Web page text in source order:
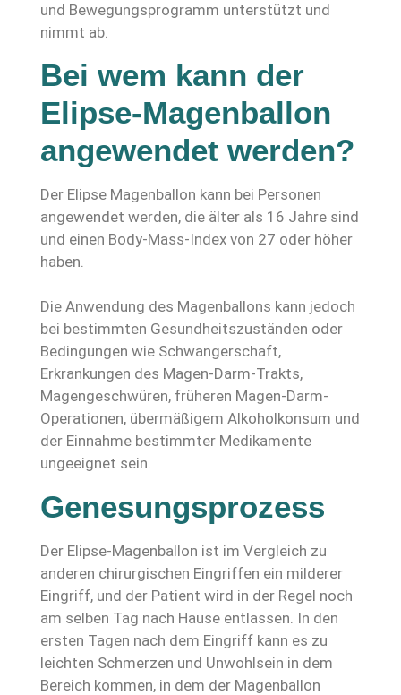
und Bewegungsprogramm unterstützt und
nimmt ab.
Bei wem kann der
Elipse-Magenballon
angewendet werden?
Der Elipse Magenballon kann bei Personen
angewendet werden, die älter als 16 Jahre sind
und einen Body-Mass-Index von 27 oder höher
haben.
Die Anwendung des Magenballons kann jedoch
bei bestimmten Gesundheitszuständen oder
Bedingungen wie Schwangerschaft,
Erkrankungen des Magen-Darm-Trakts,
Magengeschwüren, früheren Magen-Darm-
Operationen, übermäßigem Alkoholkonsum und
der Einnahme bestimmter Medikamente
ungeeignet sein.
Genesungsprozess
Der Elipse-Magenballon ist im Vergleich zu
anderen chirurgischen Eingriffen ein milderer
Eingriff, und der Patient wird in der Regel noch
am selben Tag nach Hause entlassen. In den
ersten Tagen nach dem Eingriff kann es zu
leichten Schmerzen und Unwohlsein in dem
Bereich kommen, in dem der Magenballon